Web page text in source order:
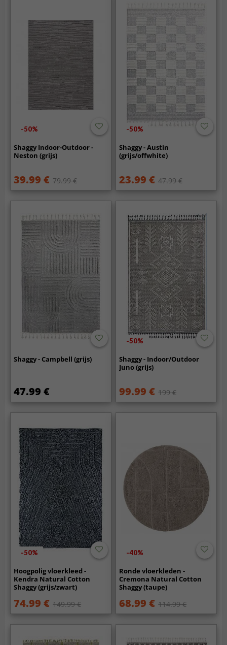
-50%
Shaggy Indoor-Outdoor -
Neston (grijs)
39.99 € 79.99 €
-50%
Shaggy - Austin
(grijs/offwhite)
23.99 € 47.99 €
Shaggy - Campbell (grijs)
47.99 €
-50%
Shaggy - Indoor/Outdoor
Juno (grijs)
99.99 € 199 €
-50%
Hoogpolig vloerkleed -
Kendra Natural Cotton
Shaggy (grijs/zwart)
74.99 € 149.99 €
-40%
Ronde vloerkleden -
Cremona Natural Cotton
Shaggy (taupe)
68.99 € 114.99 €